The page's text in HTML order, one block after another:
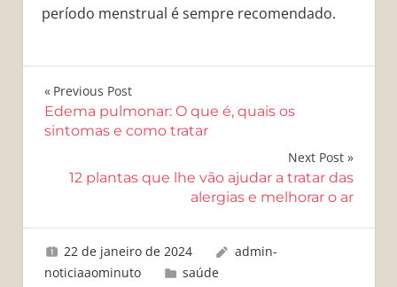
período menstrual é sempre recomendado.
Navegação
de
Post
Previous Post
Edema pulmonar: O que é, quais os
sintomas e como tratar
Next Post
12 plantas que lhe vão ajudar a tratar das
alergias e melhorar o ar
22 de janeiro de 2024
admin-
noticiaaominuto
saúde